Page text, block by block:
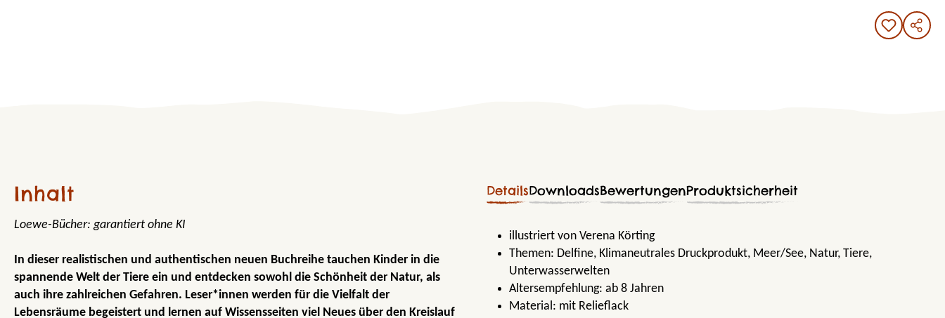
Inhalt
Loewe-Bücher: garantiert ohne KI
In dieser realistischen und authentischen neuen Buchreihe tauchen Kinder in die
spannende Welt der Tiere ein und entdecken sowohl die Schönheit der Natur, als
auch ihre zahlreichen Gefahren. Leser*innen werden für die Vielfalt der
Lebensräume begeistert und lernen auf Wissensseiten viel Neues über den Kreislauf
DetailsDownloadsBewertungenProduktsicherheit
illustriert von Verena Körting
Themen: Delfine, Klimaneutrales Druckprodukt, Meer/See, Natur, Tiere,
Unterwasserwelten
Altersempfehlung: ab 8 Jahren
Material: mit Relieflack